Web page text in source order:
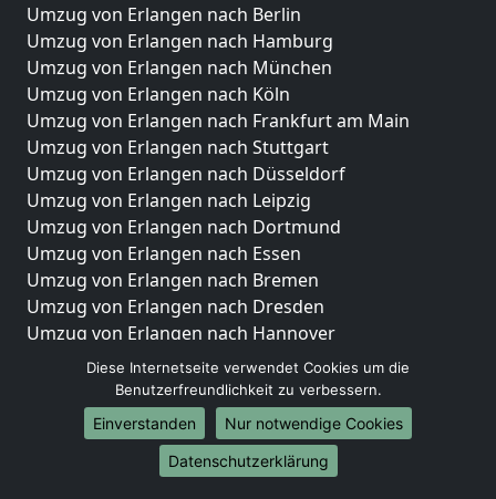
Umzug von Erlangen nach Berlin
Umzug von Erlangen nach Hamburg
Umzug von Erlangen nach München
Umzug von Erlangen nach Köln
Umzug von Erlangen nach Frankfurt am Main
Umzug von Erlangen nach Stuttgart
Umzug von Erlangen nach Düsseldorf
Umzug von Erlangen nach Leipzig
Umzug von Erlangen nach Dortmund
Umzug von Erlangen nach Essen
Umzug von Erlangen nach Bremen
Umzug von Erlangen nach Dresden
Umzug von Erlangen nach Hannover
Umzug von Erlangen nach Nürnberg
Umzug von Erlangen nach Duisburg
Umzug von Erlangen nach Bochum
Umzug von Erlangen nach Wuppertal
Umzug von Erlangen nach Bielefeld
Diese Internetseite verwendet Cookies um die
Benutzerfreundlichkeit zu verbessern.
Einverstanden
Nur notwendige Cookies
Datenschutzerklärung